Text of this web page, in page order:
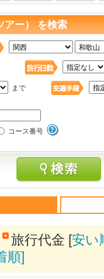
アー） を検索
まで
コース番号
旅行代金 [安い
順]